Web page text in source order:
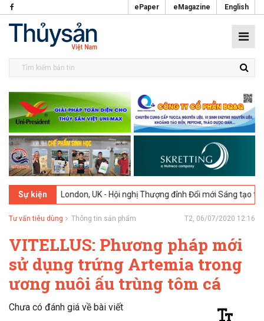
ePaper eMagazine English
Sự kiện
London, UK - Hội nghị Thượng đỉnh Đổi mới Sáng tạo trong Ngành
Tư vấn tiêu dùng Thông tin sản phẩm T2, 06/07/2020 12:16
VITELLUS: Phương pháp mới
sử dụng trứng Artemia trong
ương nuôi ấu trùng tôm cá
Chưa có đánh giá về bài viết